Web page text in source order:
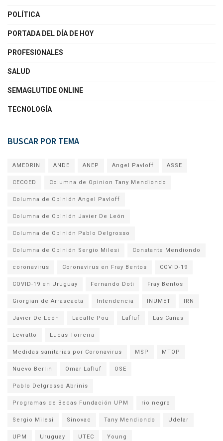
POLÍTICA
PORTADA DEL DÍA DE HOY
PROFESIONALES
SALUD
SEMAGLUTIDE ONLINE
TECNOLOGÍA
BUSCAR POR TEMA
AMEDRIN ANDE ANEP Angel Pavloff ASSE
CECOED Columna de Opinion Tany Mendiondo
Columna de Opinión Angel Pavloff
Columna de Opinión Javier De León
Columna de Opinión Pablo Delgrosso
Columna de Opinión Sergio Milesi Constante Mendiondo
coronavirus Coronavirus en Fray Bentos COVID-19
COVID-19 en Uruguay Fernando Doti Fray Bentos
Giorgian de Arrascaeta Intendencia INUMET IRN
Javier De León Lacalle Pou Lafluf Las Cañas
Levratto Lucas Torreira
Medidas sanitarias por Coronavirus MSP MTOP
Nuevo Berlin Omar Lafluf OSE
Pablo Delgrosso Abrinis
Programas de Becas Fundación UPM rio negro
Sergio Milesi Sinovac Tany Mendiondo Udelar
UPM Uruguay UTEC Young